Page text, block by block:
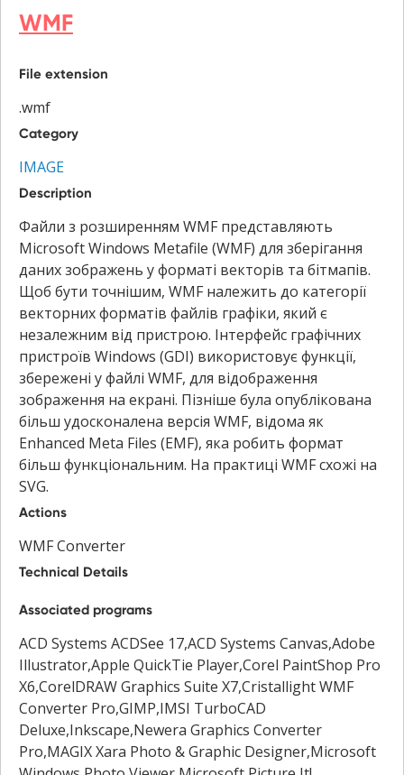
WMF
File extension
.wmf
Category
IMAGE
Description
Файли з розширенням WMF представляють
Microsoft Windows Metafile (WMF) для зберігання
даних зображень у форматі векторів та бітмапів.
Щоб бути точнішим, WMF належить до категорії
векторних форматів файлів графіки, який є
незалежним від пристрою. Інтерфейс графічних
пристроїв Windows (GDI) використовує функції,
збережені у файлі WMF, для відображення
зображення на екрані. Пізніше була опублікована
більш удосконалена версія WMF, відома як
Enhanced Meta Files (EMF), яка робить формат
більш функціональним. На практиці WMF схожі на
SVG.
Actions
WMF Converter
Technical Details
Associated programs
ACD Systems ACDSee 17,ACD Systems Canvas,Adobe
Illustrator,Apple QuickTie Player,Corel PaintShop Pro
X6,CorelDRAW Graphics Suite X7,Cristallight WMF
Converter Pro,GIMP,IMSI TurboCAD
Deluxe,Inkscape,Newera Graphics Converter
Pro,MAGIX Xara Photo & Graphic Designer,Microsoft